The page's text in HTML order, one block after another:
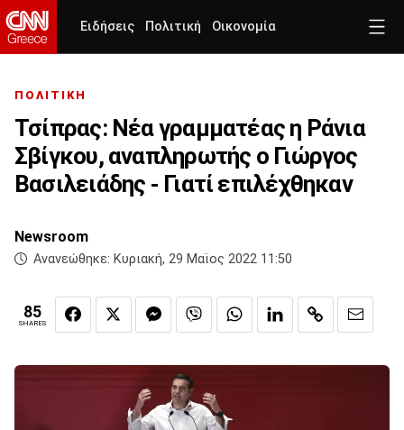
Ειδήσεις Πολιτική Οικονομία
ΠΟΛΙΤΙΚΗ
Τσίπρας: Νέα γραμματέας η Ράνια
Σβίγκου, αναπληρωτής ο Γιώργος
Βασιλειάδης - Γιατί επιλέχθηκαν
Newsroom
Ανανεώθηκε: Κυριακή, 29 Μαϊος 2022 11:50
85
SHARES